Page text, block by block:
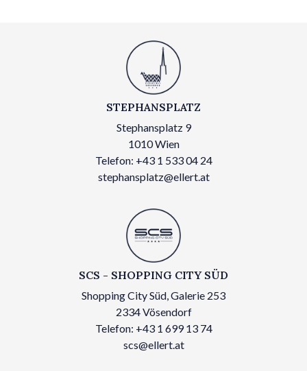
STEPHANSPLATZ
Stephansplatz 9
1010 Wien
Telefon: +43 1 533 04 24
stephansplatz@ellert.at
SCS - SHOPPING CITY SÜD
Shopping City Süd, Galerie 253
2334 Vösendorf
Telefon: +43 1 699 13 74
scs@ellert.at